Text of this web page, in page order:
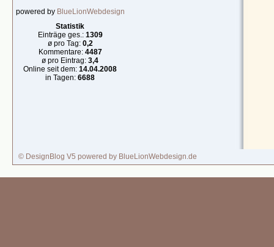
powered by BlueLionWebdesign
Statistik
Einträge ges.: 1309
ø pro Tag: 0,2
Kommentare: 4487
ø pro Eintrag:3,4
Online seit dem:14.04.2008
in Tagen:6688
© DesignBlog V5 powered by BlueLionWebdesign.de